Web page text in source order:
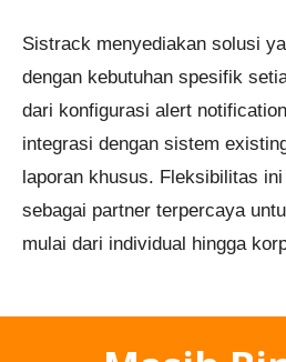
Sistrack menyediakan solusi
dengan kebutuhan spesifik
dari konfigurasi alert
integrasi dengan sistem
laporan khusus. Fleksibilitas
sebagai partner terpercaya
mulai dari individual hingga